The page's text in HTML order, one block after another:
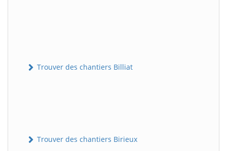
Trouver des chantiers Billiat
Trouver des chantiers Birieux